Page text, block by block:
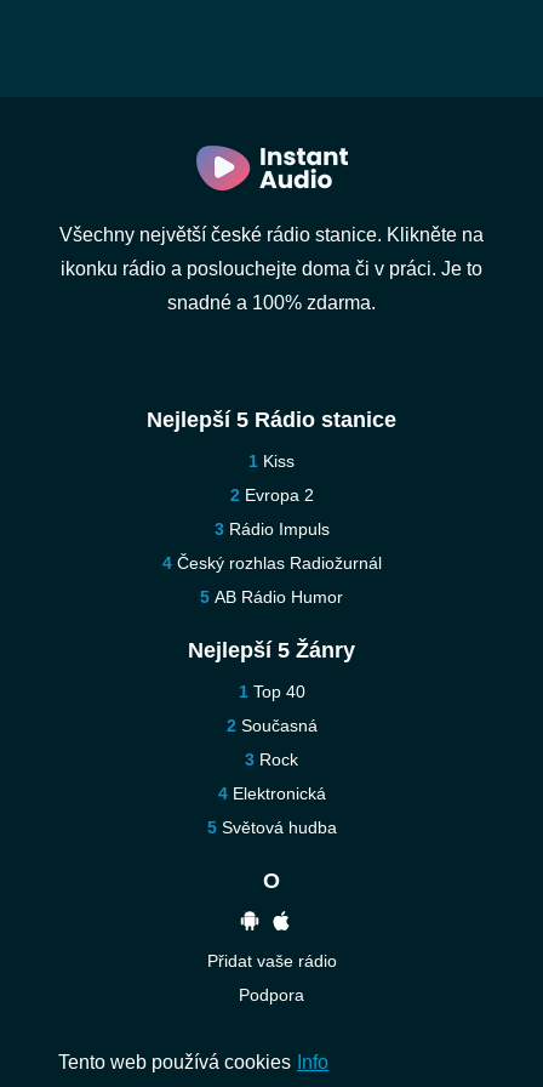
Všechny největší české rádio stanice. Klikněte na
ikonku rádio a poslouchejte doma či v práci. Je to
snadné a 100% zdarma.
Nejlepší 5 Rádio stanice
Kiss
Evropa 2
Rádio Impuls
Český rozhlas Radiožurnál
AB Rádio Humor
Nejlepší 5 Žánry
Top 40
Současná
Rock
Elektronická
Světová hudba
O
Přidat vaše rádio
Podpora
Tento web používá cookies Info